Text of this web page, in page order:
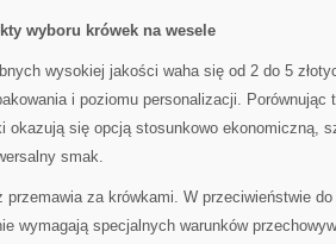
wyboru krówek na wesele
wysokiej jakości waha się od 2 do 5
i poziomu personalizacji.
okazują się opcją stosunkowo ekonomiczną,
smak.
przemawia za krówkami. W przeciwieństwie
wymagają specjalnych warunków